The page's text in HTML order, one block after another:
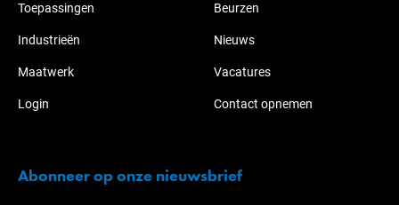
Toepassingen
Industrieën
Maatwerk
Login
Beurzen
Nieuws
Vacatures
Contact opnemen
Abonneer op onze nieuwsbrief